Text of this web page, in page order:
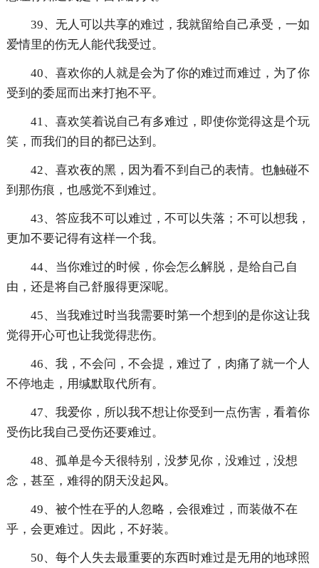
39、无人可以共享的难过，我就留给自己承受，一如
爱情里的伤无人能代我受过。
40、喜欢你的人就是会为了你的难过而难过，为了你
受到的委屈而出来打抱不平。
41、喜欢笑着说自己有多难过，即使你觉得这是个玩
笑，而我们的目的都已达到。
42、喜欢夜的黑，因为看不到自己的表情。也触碰不
到那伤痕，也感觉不到难过。
43、答应我不可以难过，不可以失落；不可以想我，
更加不要记得有这样一个我。
44、当你难过的时候，你会怎么解脱，是给自己自
由，还是将自己舒服得更深呢。
45、当我难过时当我需要时第一个想到的是你这让我
觉得开心可也让我觉得悲伤。
46、我，不会问，不会提，难过了，肉痛了就一个人
不停地走，用缄默取代所有。
47、我爱你，所以我不想让你受到一点伤害，看着你
受伤比我自己受伤还要难过。
48、孤单是今天很特别，没梦见你，没难过，没想
念，甚至，难得的阴天没起风。
49、被个性在乎的人忽略，会很难过，而装做不在
乎，会更难过。因此，不好装。
50、每个人失去最重要的东西时难过是无用的地球照